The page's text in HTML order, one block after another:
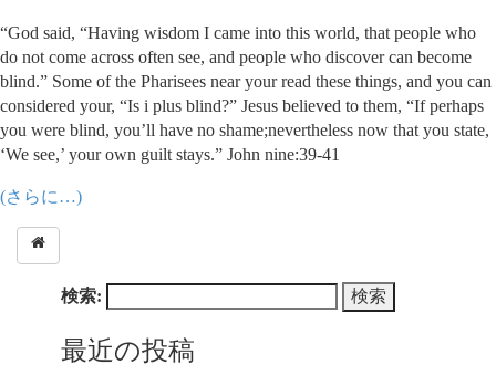
“God said, “Having wisdom I came into this world, that people who
do not come across often see, and people who discover can become
blind.” Some of the Pharisees near your read these things, and you can
considered your, “Is i plus blind?” Jesus believed to them, “If perhaps
you were blind, you’ll have no shame;nevertheless now that you state,
‘We see,’ your own guilt stays.” John nine:39-41
(さらに…)
検索:
最近の投稿